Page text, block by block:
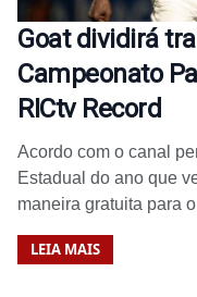
Goat dividirá
Campeonato
RICtv Record
Acordo com o canal
Estadual do ano que
maneira gratuita para
LEIA MAIS